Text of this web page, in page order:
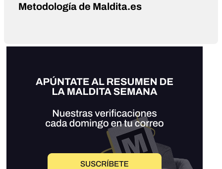
Metodología de Maldita.es